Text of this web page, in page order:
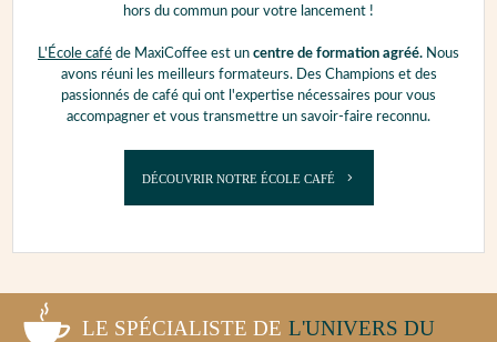
hors du commun pour votre lancement !
L'École café de MaxiCoffee est un centre de formation agréé. Nous
avons réuni les meilleurs formateurs. Des Champions et des
passionnés de café qui ont l'expertise nécessaires pour vous
accompagner et vous transmettre un savoir-faire reconnu.
DÉCOUVRIR NOTRE ÉCOLE CAFÉ
LE SPÉCIALISTE DE L'UNIVERS DU